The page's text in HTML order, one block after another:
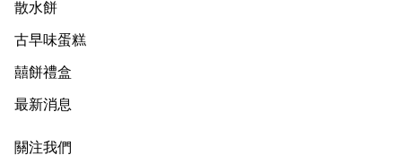
散水餅
古早味蛋糕
囍餅禮盒
最新消息
關注我們